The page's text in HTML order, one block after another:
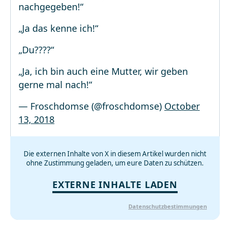
nachgegeben!“
„Ja das kenne ich!“
„Du????“
„Ja, ich bin auch eine Mutter, wir geben
gerne mal nach!“
— Froschdomse (@froschdomse) October
13, 2018
Die externen Inhalte von X in diesem Artikel wurden nicht
ohne Zustimmung geladen, um eure Daten zu schützen.
EXTERNE INHALTE LADEN
Datenschutzbestimmungen